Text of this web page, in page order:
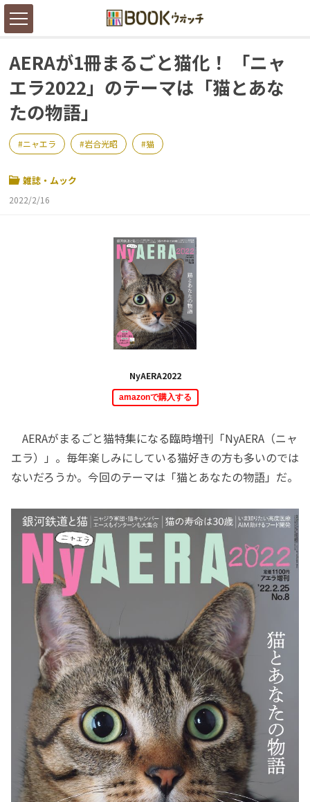
AERAが1冊まるごと猫化！ 「ニャ
エラ2022」のテーマは「猫とあな
たの物語」
ニャエラ 岩合光昭 猫
雑誌・ムック
2022/2/16
NyAERA2022
amazonで購入する
AERAがまるごと猫特集になる臨時増刊「NyAERA（ニャ
エラ）」。毎年楽しみにしている猫好きの方も多いのでは
ないだろうか。今回のテーマは「猫とあなたの物語」だ。